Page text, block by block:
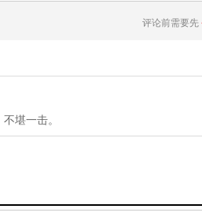
评论前需要先
堪一击。